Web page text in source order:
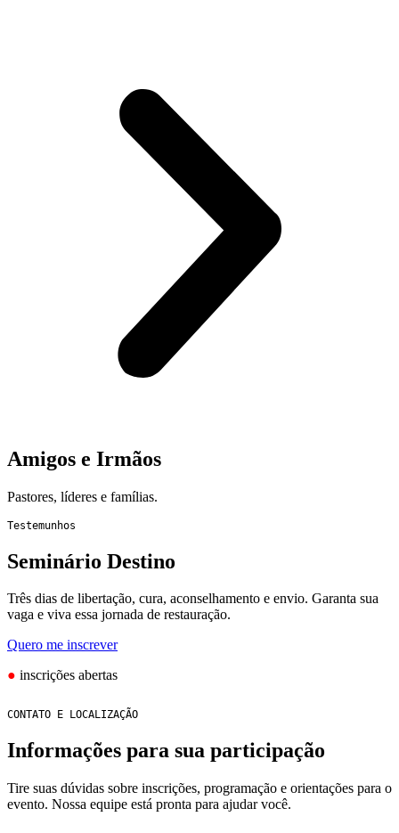
Amigos e Irmãos
Pastores, líderes e famílias.
Testemunhos
Seminário Destino
Três dias de libertação, cura, aconselhamento e envio. Garanta sua
vaga e viva essa jornada de restauração.
Quero me inscrever
● inscrições abertas
Informações para sua participação
Tire suas dúvidas sobre inscrições, programação e orientações para o
evento. Nossa equipe está pronta para ajudar você.